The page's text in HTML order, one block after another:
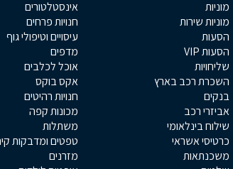
מוניות
מוניות שירות
הסעות
הסעות VIP
שליחויות
השכרת רכב בארץ
בנקים
אביזרי רכב
שילוח בינלאומי
כרטיסי אשראי
משכנתאות
אינסטלטורים
חנויות פרחים
עיסויים וטיפולי גוף
מדפים
אוכל לכלבים
אקס בוקס
חנויות רהיטים
מכונות קפה
משתלות
טפטים ומדבקות
מזרנים